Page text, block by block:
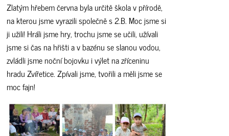
Zlatým hřebem června byla určitě škola v přírodě,
na kterou jsme vyrazili společně s 2.B. Moc jsme si
ji užili! Hráli jsme hry, trochu jsme se učili, užívali
jsme si čas na hřišti a v bazénu se slanou vodou,
zvládli jsme noční bojovku i výlet na zříceninu
hradu Zvířetice. Zpívali jsme, tvořili a měli jsme se
moc fajn!